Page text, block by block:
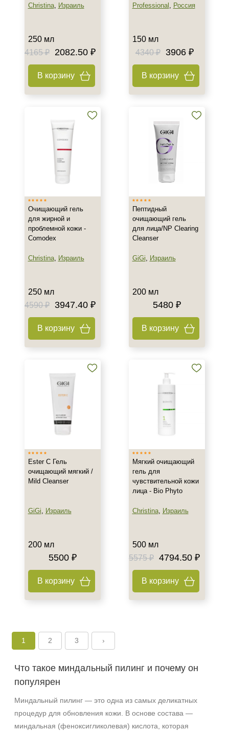
Christina, Израиль
250 мл
4165 ₽
2082.50 ₽
В корзину
Professional , Россия
150 мл
4340 ₽
3906 ₽
В корзину
Очищающий гель
для жирной и
проблемной кожи -
Comodex
Christina, Израиль
250 мл
4590 ₽
3947.40 ₽
В корзину
Пептидный
очищающий гель
для лица/NP Clearing
Cleanser
GiGi, Израиль
200 мл
5480 ₽
В корзину
Ester C Гель
очищающий мягкий /
Mild Cleanser
GiGi, Израиль
200 мл
5500 ₽
В корзину
Мягкий очищающий
гель для
чувствительной кожи
лица - Bio Phyto
Christina, Израиль
500 мл
5575 ₽ 4794.50 ₽
В корзину
1 2 3 ›
Что такое миндальный пилинг и почему он
популярен
Миндальный пилинг — это одна из самых деликатных
процедур для обновления кожи. В основе состава —
миндальная (феноксигликолевая) кислота, которая